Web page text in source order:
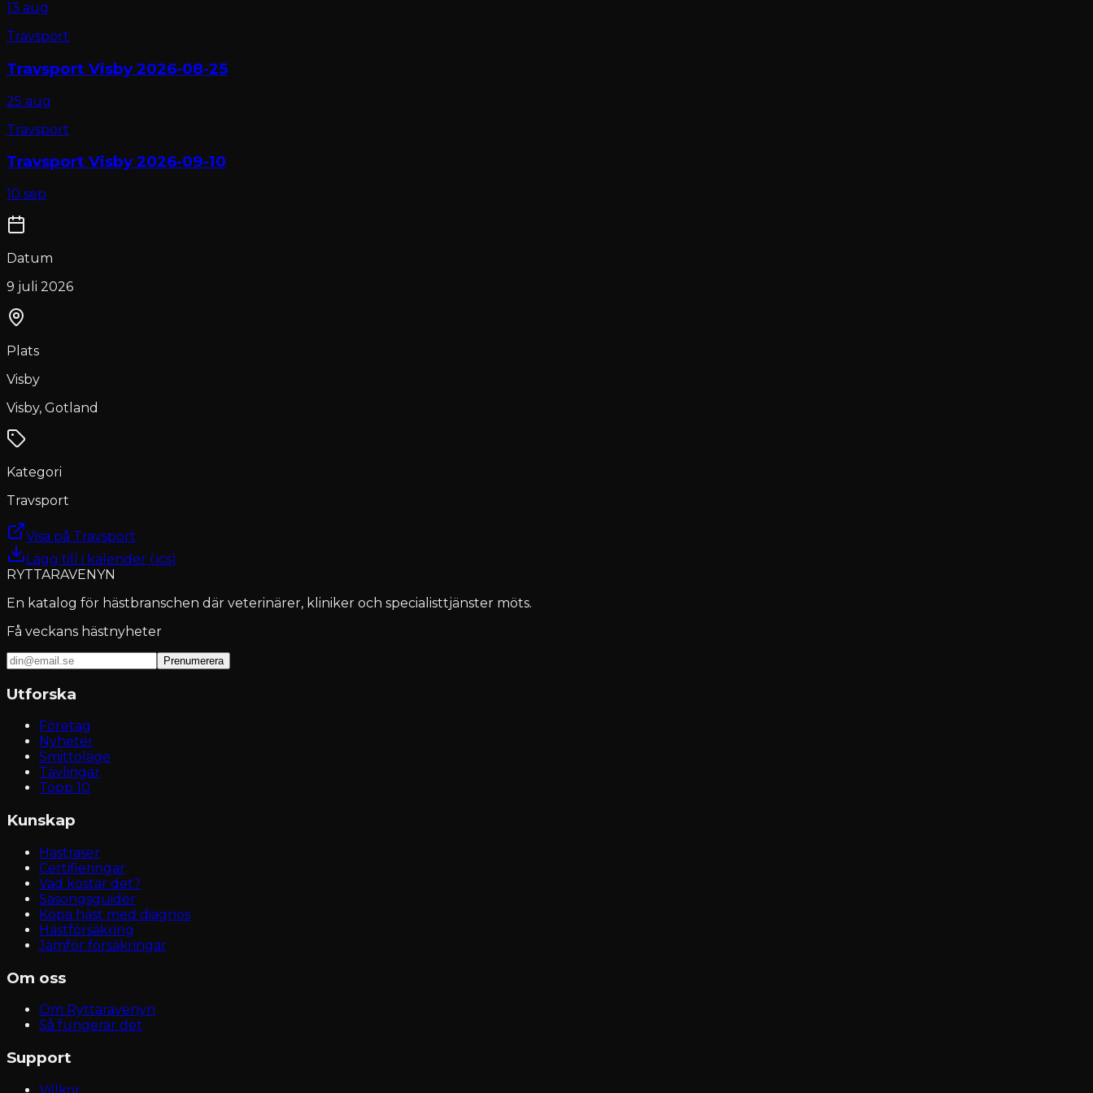
13 aug
Travsport
Travsport Visby 2026-08-25
25 aug
Travsport
Travsport Visby 2026-09-10
10 sep
Datum
9 juli 2026
Plats
Visby
Visby, Gotland
Kategori
Travsport
Visa på Travsport
Lägg till i kalender (.ics)
RYTTARAVENYN
En katalog för hästbranschen där veterinärer, kliniker och specialisttjänster möts.
Få veckans hästnyheter
Prenumerera
Utforska
Företag
Nyheter
Smittoläge
Tävlingar
Topp 10
Kunskap
Hästraser
Certifieringar
Vad kostar det?
Säsongsguider
Köpa häst med diagnos
Hästförsäkring
Jämför försäkringar
Om oss
Om Ryttaravenyn
Så fungerar det
Support
Villkor